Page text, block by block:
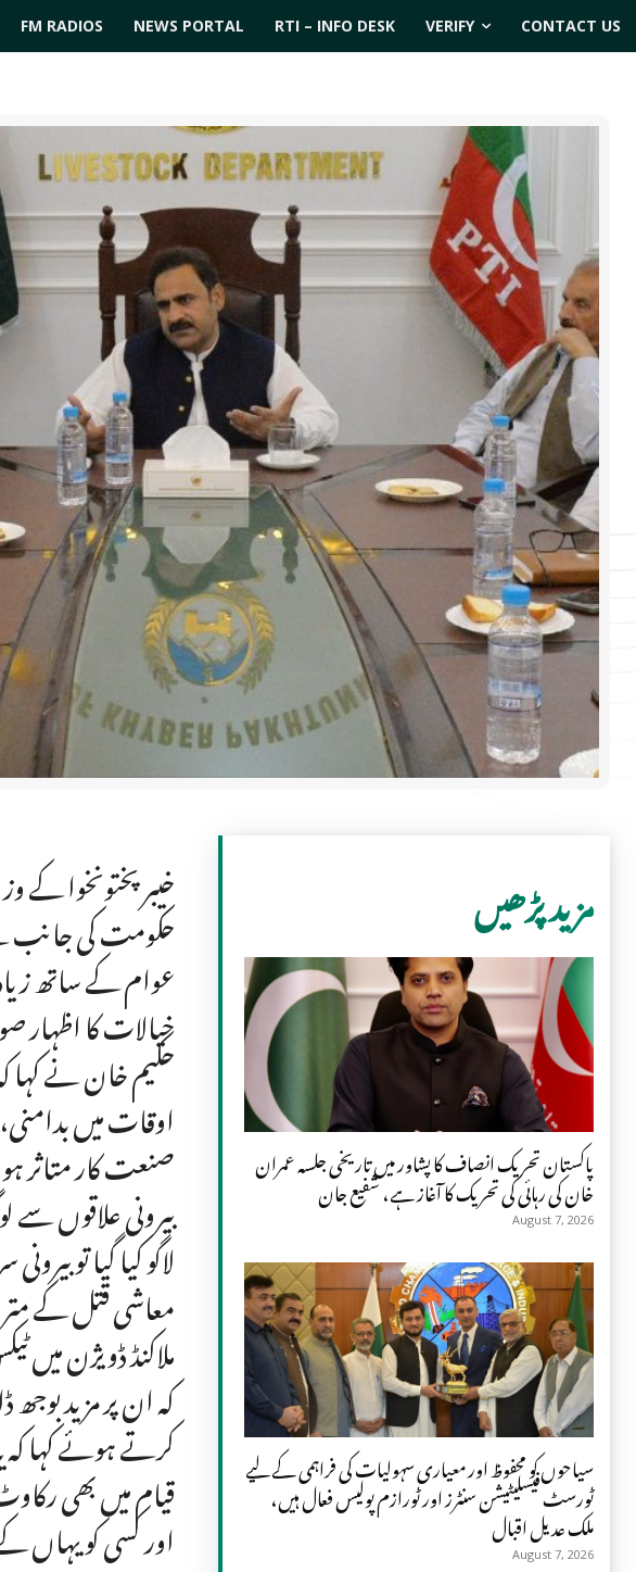
FM RADIOS NEWS PORTAL RTI – INFO DESK VERIFY CONTACT US
خیبرپختونخوا کے
حکومت کی جانب
عوام کے ساتھ
خیالات کا
حکیم خان نے کہا
اوقات میں
صنعت کار متاثر
بیرونی علاقوں
لاگو کیا گیا تو
معاشی قتل کے
ملاکنڈ ڈویژن
کہ ان پر مزید
کرتے ہوئے کہا کہ
قیام میں بھی
اور کسی کو
مزید پڑھیں
پاکستان تحریک انصاف کا پشاور میں تاریخی جلسہ عمران
خان کی رہائی کی تحریک کا آغاز ہے، شفیع جان
August 7, 2026
سیاحوں کو محفوظ اور معیاری سہولیات کی فراہمی کے لیے
ٹورسٹ فیسلیٹیشن سنٹرز اور ٹورازم پولیس فعال ہیں،
ملک عدیل اقبال
August 7, 2026